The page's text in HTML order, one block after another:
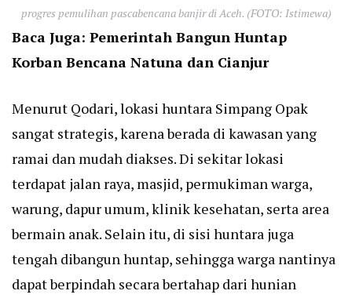
progres pemulihan pascabencana banjir di Aceh. (FOTO: Istimewa)
Baca Juga: Pemerintah Bangun Huntap
Korban Bencana Natuna dan Cianjur
Menurut Qodari, lokasi huntara Simpang Opak
sangat strategis, karena berada di kawasan yang
ramai dan mudah diakses. Di sekitar lokasi
terdapat jalan raya, masjid, permukiman warga,
warung, dapur umum, klinik kesehatan, serta area
bermain anak. Selain itu, di sisi huntara juga
tengah dibangun huntap, sehingga warga nantinya
dapat berpindah secara bertahap dari hunian